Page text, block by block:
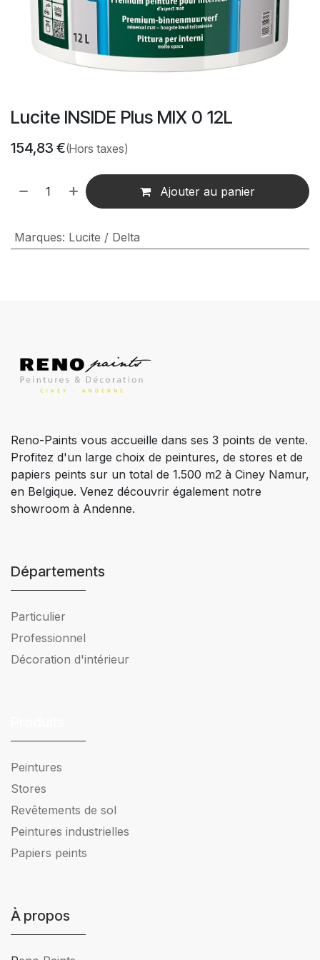
Lucite INSIDE Plus MIX 0 12L
154,83 €(Hors taxes)
Ajouter au panier
Marques: Lucite / Delta
Reno-Paints vous accueille dans ses 3 points de vente.
Profitez d'un large choix de peintures, de stores et de
papiers peints sur un total de 1.500 m2 à Ciney Namur,
en Belgique. Venez découvrir également notre
showroom à Andenne.
Départements
Particulier
Professionnel
Décoration d'intérieur
Peintures
Stores
Revêtements de sol
Peintures industrielles
Papiers peints
À propos